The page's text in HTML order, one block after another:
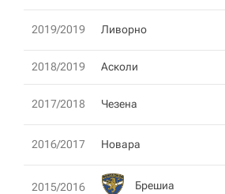
2019/2019 Ливорно
2018/2019 Асколи
2017/2018 Чезена
2016/2017 Новара
2015/2016 Брешиа